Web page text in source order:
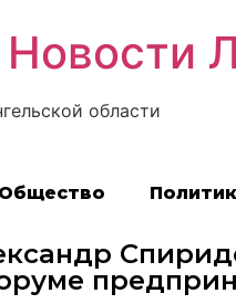
области
Общество